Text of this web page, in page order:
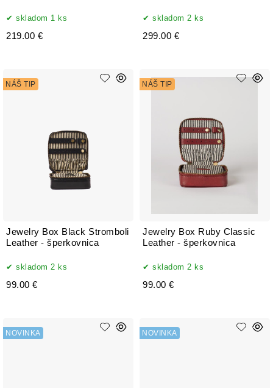
skladom 1 ks
219.00 €
skladom 2 ks
299.00 €
Jewelry Box Black Stromboli
Leather - šperkovnica
NÁŠ TIP
skladom 2 ks
99.00 €
Jewelry Box Ruby Classic
Leather - šperkovnica
NÁŠ TIP
skladom 2 ks
99.00 €
NOVINKA NOVINKA